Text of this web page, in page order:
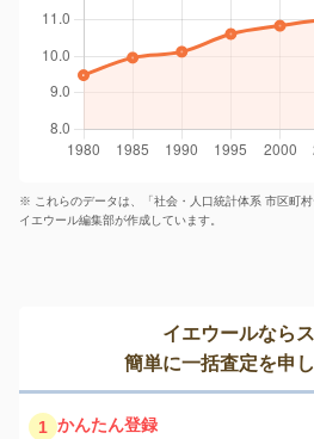
※ これらのデータは、「社会・人口統計体系 市区町
イエウール編集部が作成しています。
イエウールなら
簡単に一括査定を申
1 かんたん登録